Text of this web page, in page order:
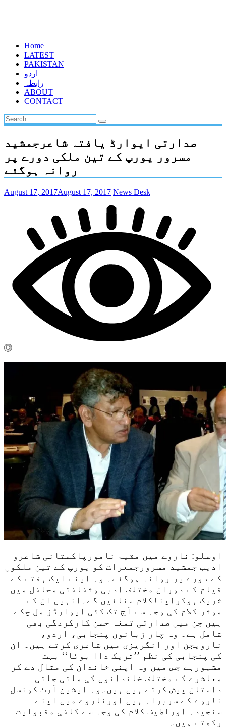
Home
LATEST
PAKISTAN
اردو
رابطہ
ABOUT
CONTACT
صدارتی ایوارڈ یافتہ شاعرجمشید
مسرور یورپ کے تین ملکی دورے پر
روانہ ہوگئے
August 17, 2017August 17, 2017 News Desk
اوسلو: ناروے میں مقیم نامورپاکستانی شاعرو
ادیب جمشید مسرورجمعرات کو یورپ کے تین ملکوں
کے دورے پر روانہ ہوگئے۔ وہ اپنے ایک ہفتے کے
قیام کے دوران مختلف ادبی وثفافتی محافل میں
شریک ہوکراپناکلام سنائیں گے۔انہیں ان کے
موثر کلام کی وجہ سے آج تک کئی ایوارڈز مل چکے
ہیں جن میں صدارتی تمغہ حسن کارکردگی بھی
شامل ہے۔ وہ چار زبانوں پنجابی، اردو،
نارویجن اور انگریزی میں شاعری کرتے ہیں۔ ان
کی پنجابی کی نظم ’’تریک داا بوٹا‘‘ بہت
مشہورہے جس میں وہ اپنی خاندان کی مثال دے کر
معاشرے کے مختلف خاندانوں کی ملتی جلتی
داستان پیش کرتے ہیں ہیں۔وہ ایشین آرٹ کونسل
ناروے کے سربراہ ہیں اورناروے میں اپنے
سنجیدہ اورلطیف کلام کی وجہ سے کافی مقبولیت
رکھتے ہیں۔